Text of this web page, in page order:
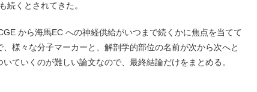
続くとされてきた。
から海馬EC への神経供給がいつまで続くかに焦点を当てて
様々な分子マーカーと、解剖学的部位の名前が次から次へと
ていくのが難しい論文なので、最終結論だけをまとめる。